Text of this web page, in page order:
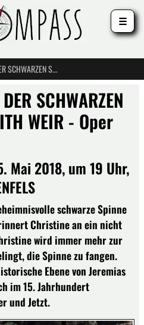
DAS GEHEIMNIS DER SCHWARZEN SPINNE von JUDITH WEIR - Oper Leipzig
SCHWARZEN
WEIR - Oper
Mai 2018, um 19 Uhr,
schwarze Spinne
Christine an ein nicht
wird immer mehr zur
die Spinne zu fangen.
Ebene von Jeremias
im 15. Jahrhundert
und Jetzt.
☰